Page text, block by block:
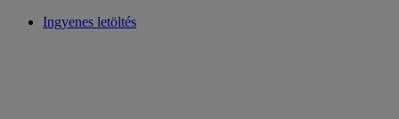
Ingyenes letöltés